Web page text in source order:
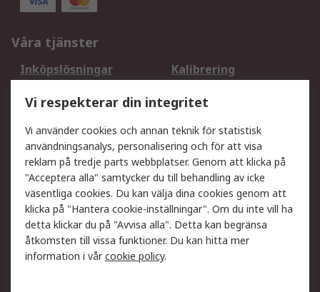
Våra tjänster
Inköpslösningar
Kalibrering
DesignSpark
Teknisk Support
Ditt lokala säljteam
Exportlösningar
Support
Få hjälp
Retur av varor
Leverans
Spåra din order
Begär en fakturakopi
Fördelar med RS-konto
Betalningsalternativ
Vi respekterar din integritet
Vi använder cookies och annan teknik för statistisk
användningsanalys, personalisering och för att visa
reklam på tredje parts webbplatser. Genom att klicka på
"Acceptera alla" samtycker du till behandling av icke
väsentliga cookies. Du kan välja dina cookies genom att
klicka på "Hantera cookie-inställningar". Om du inte vill ha
detta klickar du på "Avvisa alla". Detta kan begränsa
åtkomsten till vissa funktioner. Du kan hitta mer
information i vårcookie policy.